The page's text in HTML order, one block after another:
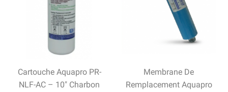
Cartouche Aquapro PR-
NLF-AC – 10" Charbon
Membrane De
Remplacement Aquapro